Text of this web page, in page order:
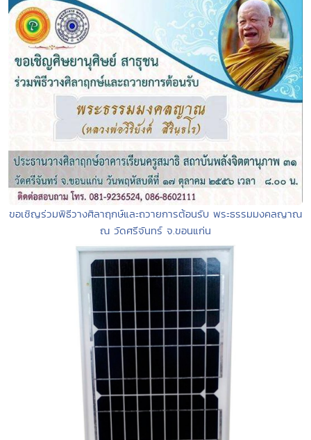
ขอเชิญร่วมพิธีวางศิลาฤกษ์และถวายการต้อนรับ พระธรรมมงคลญาณ
ณ วัดศรีจันทร์ จ.ขอนแก่น